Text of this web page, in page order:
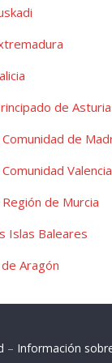
de
de
de Murcia
Islas Baleares
Aragón
– Información